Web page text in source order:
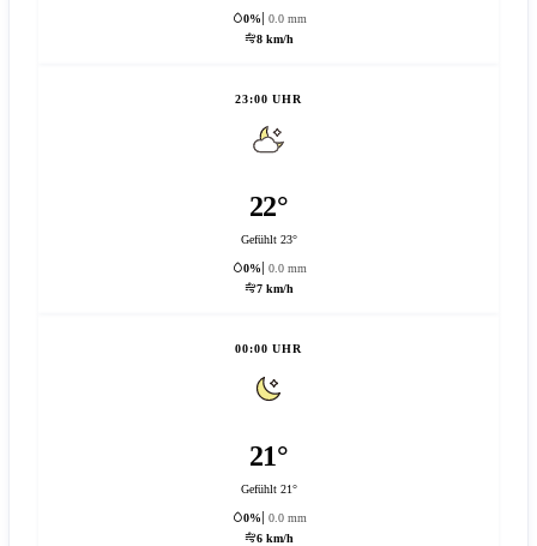
0%
0.0 mm
8 km/h
23:00 UHR
22°
Gefühlt 23°
0%
0.0 mm
7 km/h
00:00 UHR
21°
Gefühlt 21°
0%
0.0 mm
6 km/h